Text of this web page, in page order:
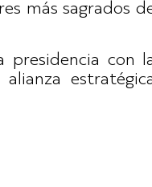
más sagrados
presidencia con